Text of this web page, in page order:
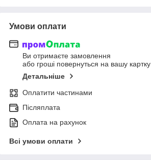
Умови оплати
Ви отримаєте замовлення
або гроші повернуться на вашу картку
Детальніше
Оплатити частинами
Післяплата
Оплата на рахунок
Всі умови оплати